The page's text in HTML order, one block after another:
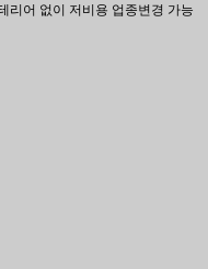
리어 없이 저비용 업종변경 가능